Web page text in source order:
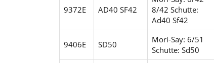
9372E AD40 SF42
8/42 Schutte:
Ad40 Sf42
9406E SD50
Mori-Say: 6/51
Schutte: Sd50